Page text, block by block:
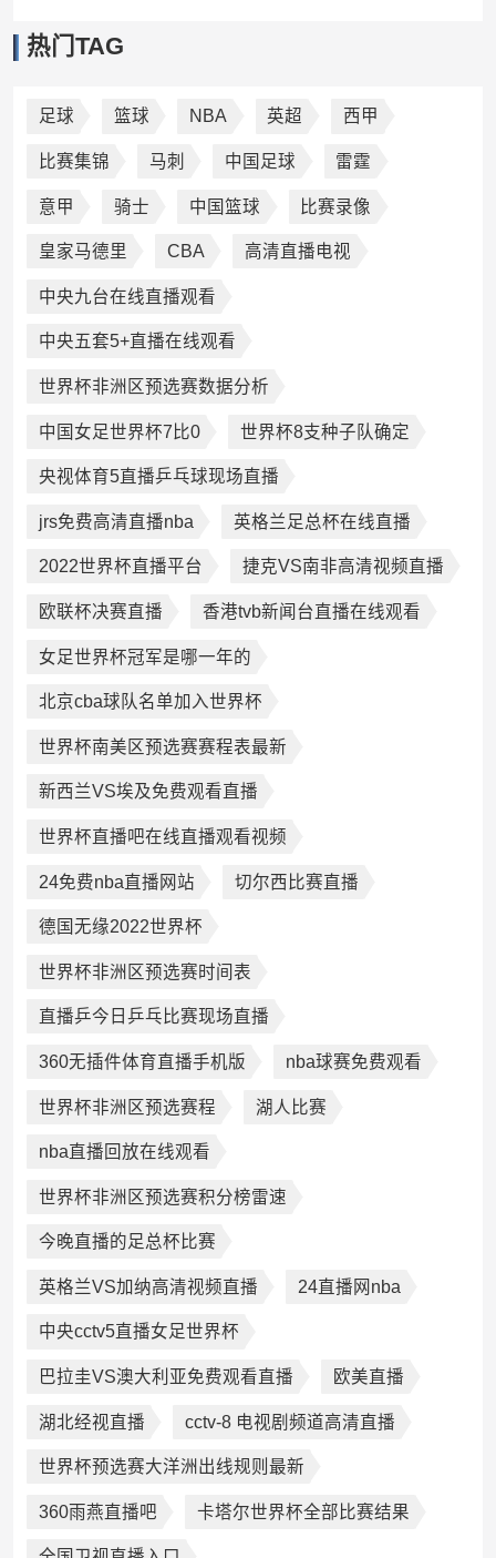
热门TAG
足球 篮球 NBA 英超 西甲
比赛集锦 马刺 中国足球 雷霆
意甲 骑士 中国篮球 比赛录像
皇家马德里 CBA 高清直播电视
中央九台在线直播观看
中央五套5+直播在线观看
世界杯非洲区预选赛数据分析
中国女足世界杯7比0 世界杯8支种子队确定
央视体育5直播乒乓球现场直播
jrs免费高清直播nba 英格兰足总杯在线直播
2022世界杯直播平台 捷克VS南非高清视频直播
欧联杯决赛直播 香港tvb新闻台直播在线观看
女足世界杯冠军是哪一年的
北京cba球队名单加入世界杯
世界杯南美区预选赛赛程表最新
新西兰VS埃及免费观看直播
世界杯直播吧在线直播观看视频
24免费nba直播网站 切尔西比赛直播
德国无缘2022世界杯
世界杯非洲区预选赛时间表
直播乒今日乒乓比赛现场直播
360无插件体育直播手机版 nba球赛免费观看
世界杯非洲区预选赛程 湖人比赛
nba直播回放在线观看
世界杯非洲区预选赛积分榜雷速
今晚直播的足总杯比赛
英格兰VS加纳高清视频直播 24直播网nba
中央cctv5直播女足世界杯
巴拉圭VS澳大利亚免费观看直播 欧美直播
湖北经视直播 cctv-8 电视剧频道高清直播
世界杯预选赛大洋洲出线规则最新
360雨燕直播吧 卡塔尔世界杯全部比赛结果